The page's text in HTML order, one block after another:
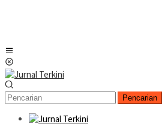
Pencarian